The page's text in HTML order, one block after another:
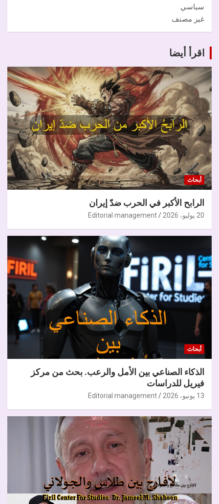
سياسي
غير مصنف
اقرأ أيضا
أبحاث
الرابح الأكبر في الحرب ضدّ إيران
20 يوليو، 2026 Editorial management
أبحاث
الذكاء الصناعي بين الأمل والرعب. بحث من مركز
فيريل للدراسات
13 يونيو، 2026 Editorial management